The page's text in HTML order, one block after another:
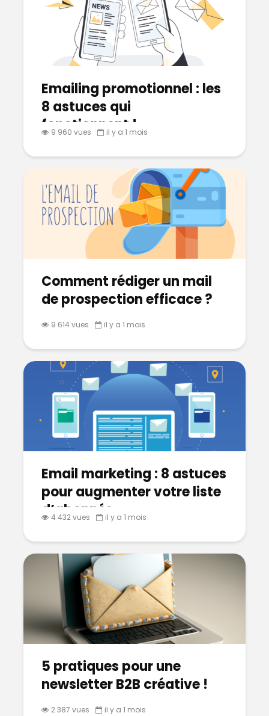
Emailing promotionnel : les
8 astuces qui
fonctionnent !
9 960 vues il y a 1 mois
Comment rédiger un mail
de prospection efficace ?
9 614 vues il y a 1 mois
Email marketing : 8 astuces
pour augmenter votre liste
d’abonnés
4 432 vues il y a 1 mois
5 pratiques pour une
newsletter B2B créative !
2 387 vues il y a 1 mois